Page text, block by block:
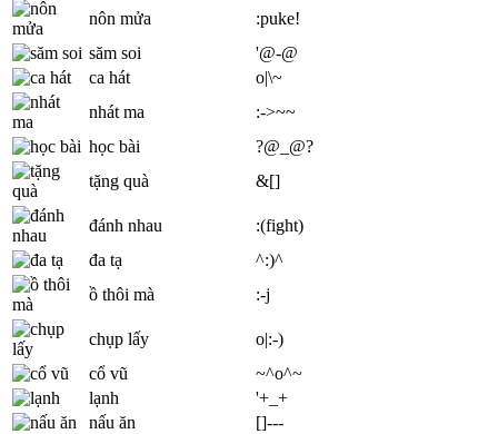
nôn mửa
:puke!
săm soi
'@-@
ca hát
o|\~
nhát ma
:->~~
học bài
?@_@?
tặng quà
&[]
đánh nhau
:(fight)
đa tạ
^:)^
ồ thôi mà
:-j
chụp lấy
o|:-)
cổ vũ
~^o^~
lạnh
'+_+
nấu ăn
[]---